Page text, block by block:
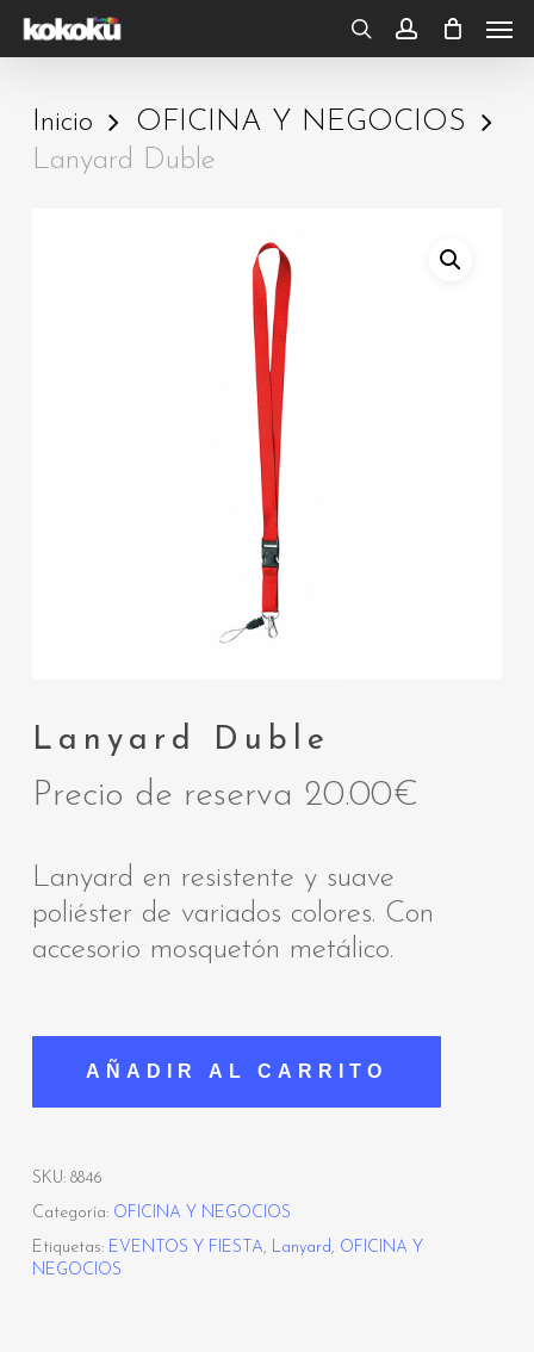
Skip
to
content
searchaccount
Inicio
OFICINA Y NEGOCIOS
Lanyard Duble
Lanyard Duble
Precio de reserva 20.00€
Lanyard en resistente y suave
poliéster de variados colores. Con
accesorio mosquetón metálico.
AÑADIR AL CARRITO
SKU: 8846
Categoría: OFICINA Y NEGOCIOS
Etiquetas: EVENTOS Y FIESTA, Lanyard, OFICINA Y
NEGOCIOS